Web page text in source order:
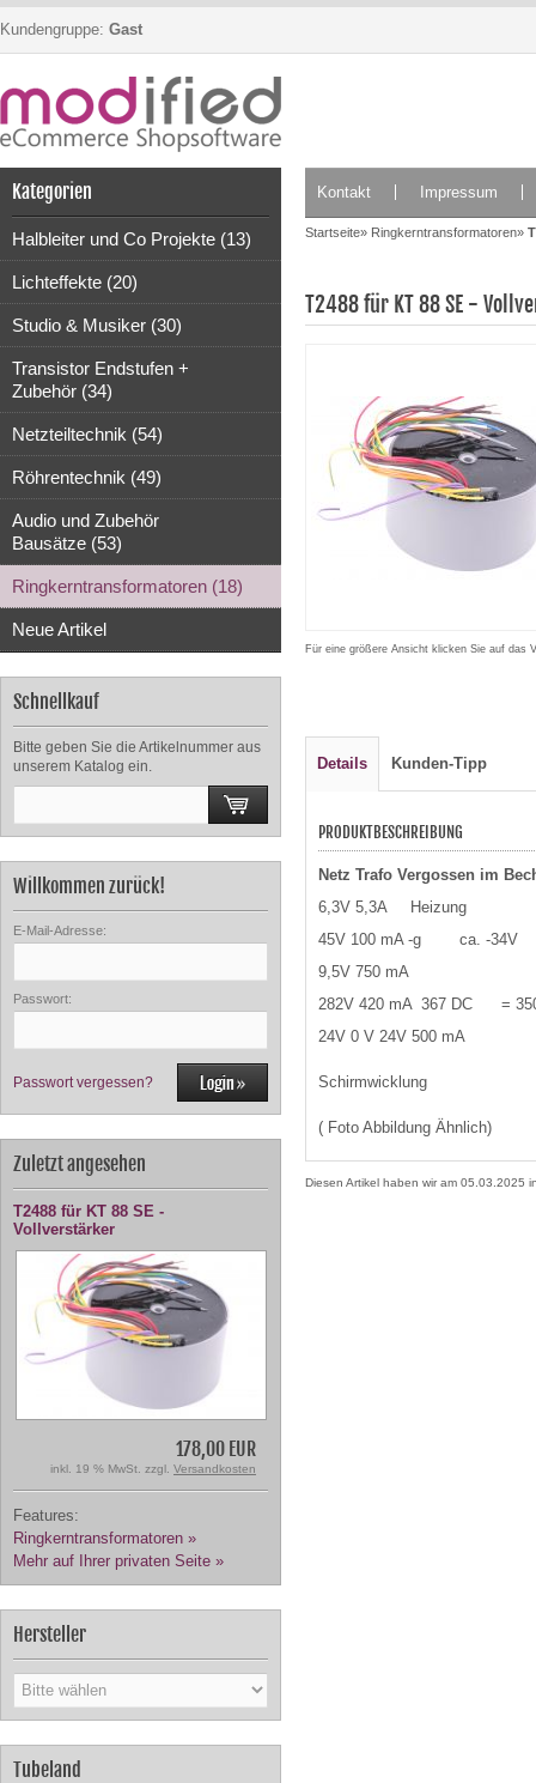
Kundengruppe: Gast
Kategorien
Halbleiter und Co Projekte (13)
Lichteffekte (20)
Studio & Musiker (30)
Transistor Endstufen +
Zubehör (34)
Netzteiltechnik (54)
Röhrentechnik (49)
Audio und Zubehör
Bausätze (53)
Ringkerntransformatoren (18)
Neue Artikel
Schnellkauf
Bitte geben Sie die Artikelnummer aus
unserem Katalog ein.
Willkommen zurück!
E-Mail-Adresse:
Passwort:
Passwort vergessen?
Zuletzt angesehen
T2488 für KT 88 SE -
Vollverstärker
178,00 EUR
inkl. 19 % MwSt. zzgl. Versandkosten
Features:
Ringkerntransformatoren »
Mehr auf Ihrer privaten Seite »
Hersteller
Tubeland
Kontakt Impressum
Startseite» Ringkerntransformatoren»
T2488 für KT 88 SE -
Für eine größere Ansicht klicken Sie auf das
Details Kunden-Tipp
PRODUKTBESCHREIBUNG
Netz Trafo Vergossen im
6,3V 5,3A Heizung
45V 100 mA -g ca. -34V
9,5V 750 mA
282V 420 mA 367 DC =
24V 0 V 24V 500 mA
Schirmwicklung
( Foto Abbildung Ähnlich)
Diesen Artikel haben wir am 05.03.2025